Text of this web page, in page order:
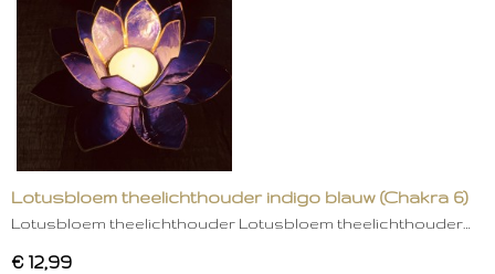
Lotusbloem theelichthouder indigo blauw (Chakra 6)
Lotusbloem theelichthouder Lotusbloem theelichthouder…
€ 12,99